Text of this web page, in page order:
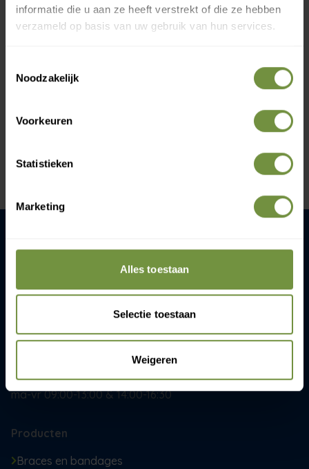
informatie die u aan ze heeft verstrekt of die ze hebben
verzameld op basis van uw gebruik van hun services.
Noodzakelijk
Voorkeuren
Statistieken
Marketing
Alles toestaan
Selectie toestaan
Weigeren
+31 (0)20 760 47 20
Bekijk winkels
ThuiszorgWinkelOnline.nl
Gijsbrecht van Amstelstaat 258
1215 CR Hilversum
Openingstijden:
ma-vr 09:00-13:00 & 14:00-16:30
Producten
Braces en bandages